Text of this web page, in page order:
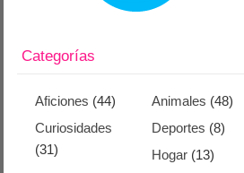
Categorías
Aficiones (44) Animales (48)
Curiosidades
(31)
Deportes (8)
Hogar (13)